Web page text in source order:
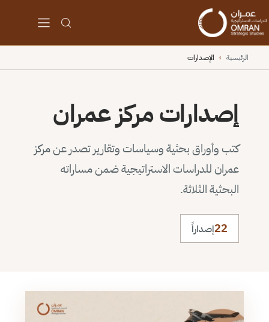
الرئيسية › الإصدارات
إصدارات مركز عمران
كتب وأوراق بحثية وسياسات وتقارير تصدر عن مركز
عمران للدراسات الاستراتيجية ضمن مساراته
البحثية الثلاثة.
22إصداراً